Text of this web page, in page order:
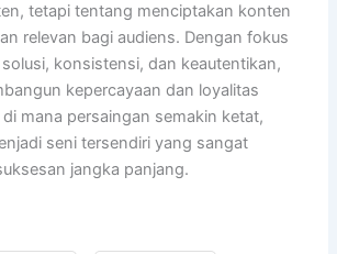
tetapi tentang menciptakan konten
relevan bagi audiens. Dengan fokus
konsistensi, dan keautentikan,
kepercayaan dan loyalitas
mana persaingan semakin ketat,
seni tersendiri yang sangat
jangka panjang.